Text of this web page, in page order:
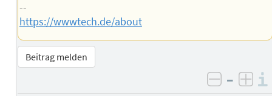
--
https://wwwtech.de/about
Beitrag melden
negativ
–